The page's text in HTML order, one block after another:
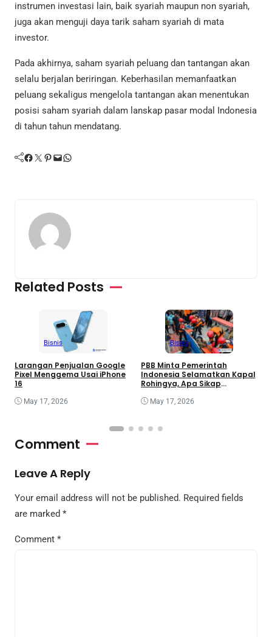
instrumen investasi lain, baik syariah maupun non syariah,
juga akan menguji daya tarik saham syariah di mata
investor.
Pada akhirnya, saham syariah peluang dan tantangan akan
selalu berjalan beriringan. Keberhasilan memanfaatkan
peluang sekaligus mengelola tantangan akan menentukan
posisi saham syariah dalam lanskap pasar modal Indonesia
di tahun tahun mendatang.
Facebook Twitter Pinterest Mail WhatsApp
Related Posts
Bisnis
Larangan Penjualan Google
Pixel Menggema Usai iPhone
16
May 17, 2026
Bisnis
PBB Minta Pemerintah
Indonesia Selamatkan Kapal
Rohingya, Apa Sikap
May 17, 2026
Comment
Leave A Reply
Your email address will not be published. Required fields
are marked *
Comment *